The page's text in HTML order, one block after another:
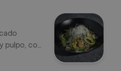
pulpo, con
leche de